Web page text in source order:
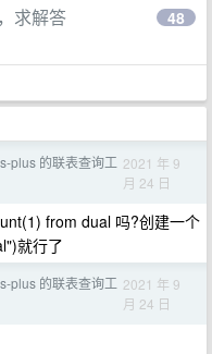
求解答 48
plus 的联表查询工 2021 年 9
月 24 日
from dual 吗?创建一个
就行了
plus 的联表查询工 2021 年 9
月 24 日